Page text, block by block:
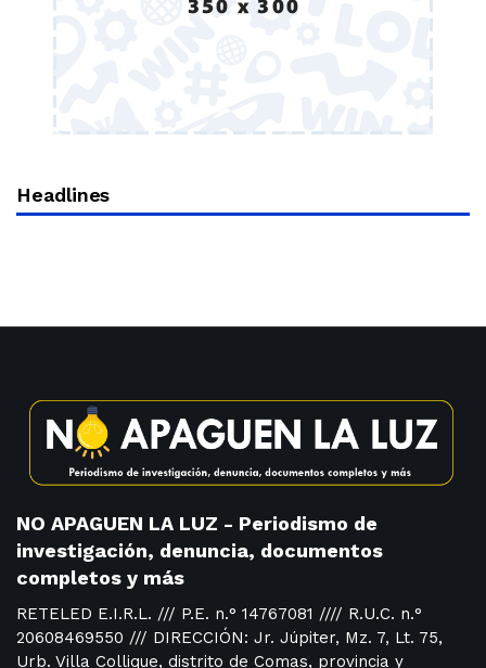
Headlines
NO APAGUEN LA LUZ - Periodismo de
investigación, denuncia, documentos
completos y más
RETELED E.I.R.L. /// P.E. n.° 14767081 //// R.U.C. n.°
20608469550 /// DIRECCIÓN: Jr. Júpiter, Mz. 7, Lt. 75,
Urb. Villa Collique, distrito de Comas, provincia y